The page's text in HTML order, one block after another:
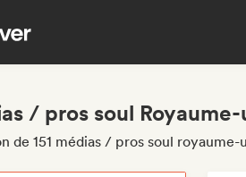
/ pros soul Royaume-
de 151 médias / pros soul royaume-